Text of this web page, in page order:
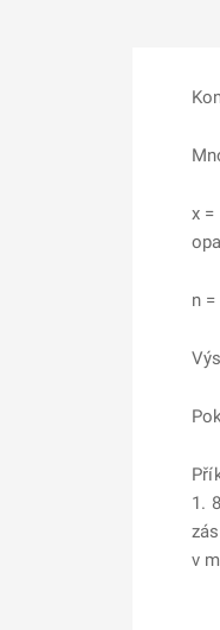
x
n
1.
v